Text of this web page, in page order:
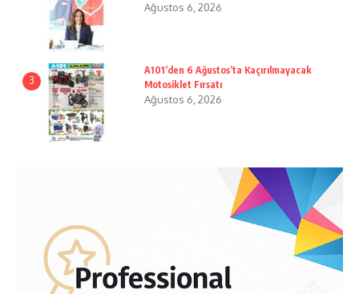
Ağustos 6, 2026
3
A101’den 6 Ağustos’ta Kaçırılmayacak
Motosiklet Fırsatı
Ağustos 6, 2026